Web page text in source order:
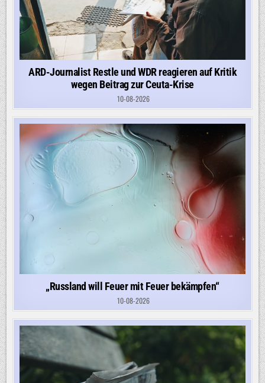
ARD-Journalist Restle und WDR reagieren auf Kritik
wegen Beitrag zur Ceuta-Krise
10-08-2026
„Russland will Feuer mit Feuer bekämpfen“
10-08-2026